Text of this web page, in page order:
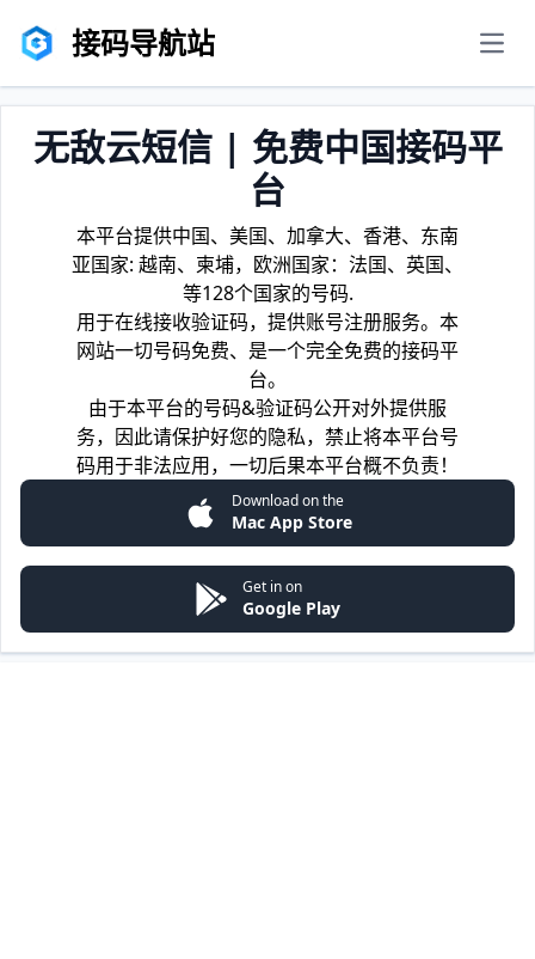
接码导航站
无敌云短信 | 免费中国接码平
台
本平台提供中国、美国、加拿大、香港、东南
亚国家: 越南、柬埔，欧洲国家：法国、英国、
等128个国家的号码.
用于在线接收验证码，提供账号注册服务。本
网站一切号码免费、是一个完全免费的接码平
台。
由于本平台的号码&验证码公开对外提供服
务，因此请保护好您的隐私，禁止将本平台号
码用于非法应用，一切后果本平台概不负责！
Download on the
Mac App Store
Get in on
Google Play